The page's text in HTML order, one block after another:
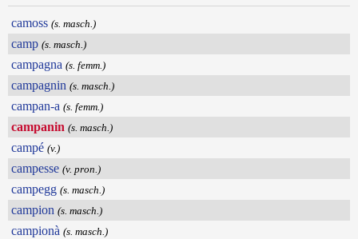
camoss (s. masch.)
camp (s. masch.)
campagna (s. femm.)
campagnin (s. masch.)
campan-a (s. femm.)
campanin (s. masch.)
campé (v.)
campesse (v. pron.)
campegg (s. masch.)
campion (s. masch.)
campionà (s. masch.)